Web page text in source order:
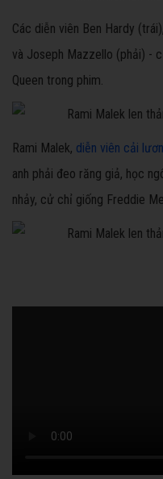
Các diễn viên Ben Hardy
và Joseph Mazzello (phải) -
Queen trong phim.
Rami Malek, diễn viên cải
anh phải đeo răng giả, học
nhảy, cử chỉ giống Freddie